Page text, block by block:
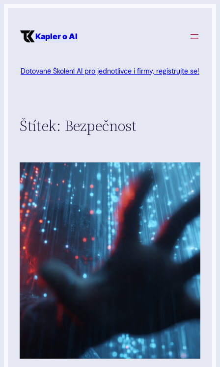
obsah Kapler o AI
Dotované Školení AI pro jednotlivce i firmy, registrujte se!
Štítek: Bezpečnost